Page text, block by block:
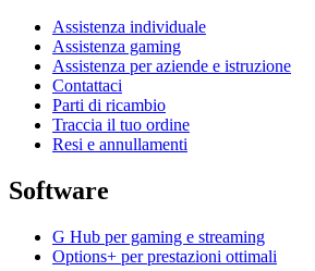
Assistenza individuale
Assistenza gaming
Assistenza per aziende e istruzione
Contattaci
Parti di ricambio
Traccia il tuo ordine
Resi e annullamenti
Software
G Hub per gaming e streaming
Options+ per prestazioni ottimali